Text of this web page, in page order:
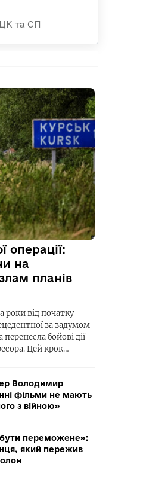
та СП
операції:
на
планів
роки від початку
за задумом
бойові дії
Цей крок…
Володимир
фільми не мають
з війною»
переможене»:
який пережив